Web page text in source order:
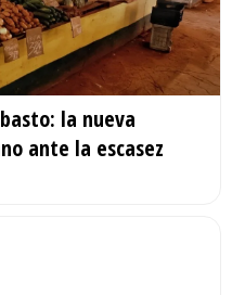
la nueva
ante la escasez